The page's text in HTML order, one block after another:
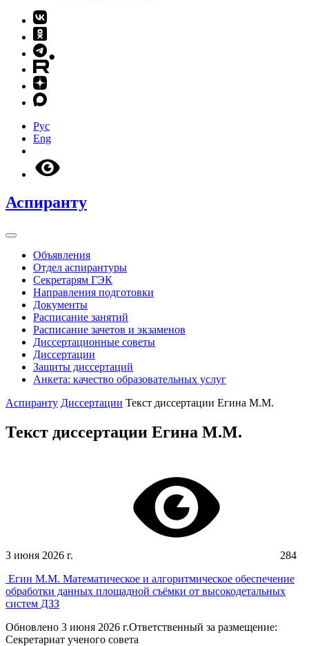
Рус
Eng
Аспиранту
Объявления
Отдел аспирантуры
Секретарям ГЭК
Направления подготовки
Документы
Расписание занятий
Расписание зачетов и экзаменов
Диссертационные советы
Диссертации
Защиты диссертаций
Анкета: качество образовательных услуг
Аспиранту Диссертации Текст диссертации Егина М.М.
Текст диссертации Егина М.М.
3 июня 2026 г.
284
Егин М.М. Математическое и алгоритмическое обеспечение
обработки данных площадной съёмки от высокодетальных
систем ДЗЗ
Обновлено 3 июня 2026 г.Ответственный за размещение:
Секретариат ученого совета